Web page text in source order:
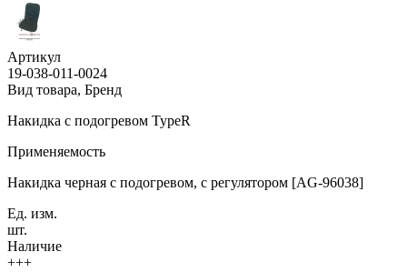
Артикул
19-038-011-0024
Вид товара, Бренд
Накидка с подогревом TypeR
Применяемость
Накидка черная с подогревом, с регулятором [AG-96038]
Ед. изм.
шт.
Наличие
+++